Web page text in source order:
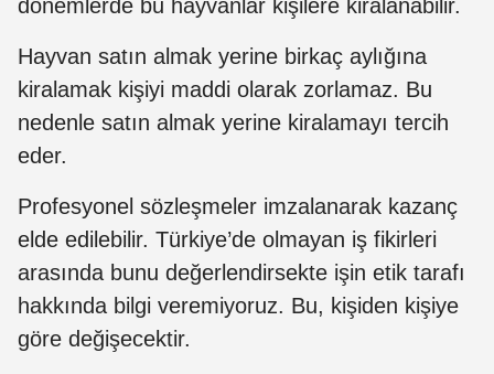
dönemlerde bu hayvanlar kişilere kiralanabilir.
Hayvan satın almak yerine birkaç aylığına
kiralamak kişiyi maddi olarak zorlamaz. Bu
nedenle satın almak yerine kiralamayı tercih
eder.
Profesyonel sözleşmeler imzalanarak kazanç
elde edilebilir. Türkiye’de olmayan iş fikirleri
arasında bunu değerlendirsekte işin etik tarafı
hakkında bilgi veremiyoruz. Bu, kişiden kişiye
göre değişecektir.